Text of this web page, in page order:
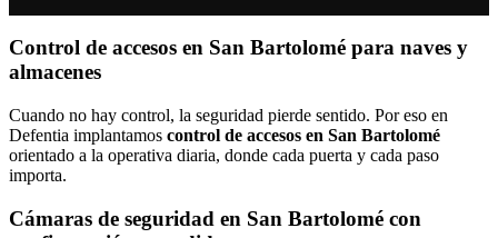
Control de accesos en San Bartolomé para naves y
almacenes
Cuando no hay control, la seguridad pierde sentido. Por eso en
Defentia implantamos control de accesos en San Bartolomé
orientado a la operativa diaria, donde cada puerta y cada paso
importa.
Cámaras de seguridad en San Bartolomé con